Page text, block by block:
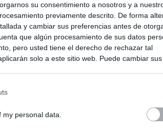
su consentimiento a nosotros y a
previamente descrito. De forma
y cambiar sus preferencias antes de
que algún procesamiento de sus datos
pero usted tiene el derecho de rechazar tal
solo a este sitio web. Puede cambiar sus
personal data.